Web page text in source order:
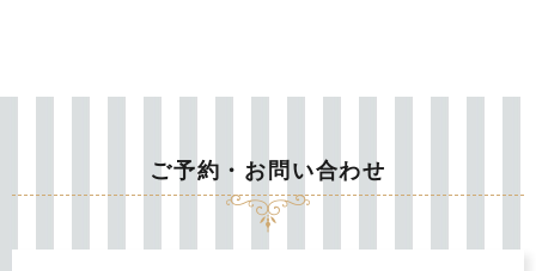
ご予約・お問い合わせ